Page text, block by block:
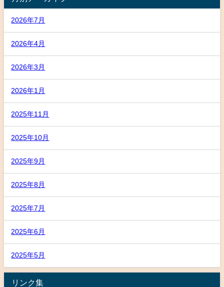
2026年7月
2026年4月
2026年3月
2026年1月
2025年11月
2025年10月
2025年9月
2025年8月
2025年7月
2025年6月
2025年5月
リンク集